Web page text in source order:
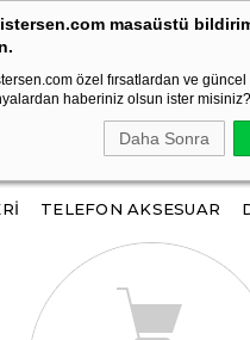
masaüstü
özel fırsatlardan ve güncel
haberiniz olsun ister misiniz?
Daha Sonra
üzeri alışverişlerinizde
TELEFON AKSESUAR